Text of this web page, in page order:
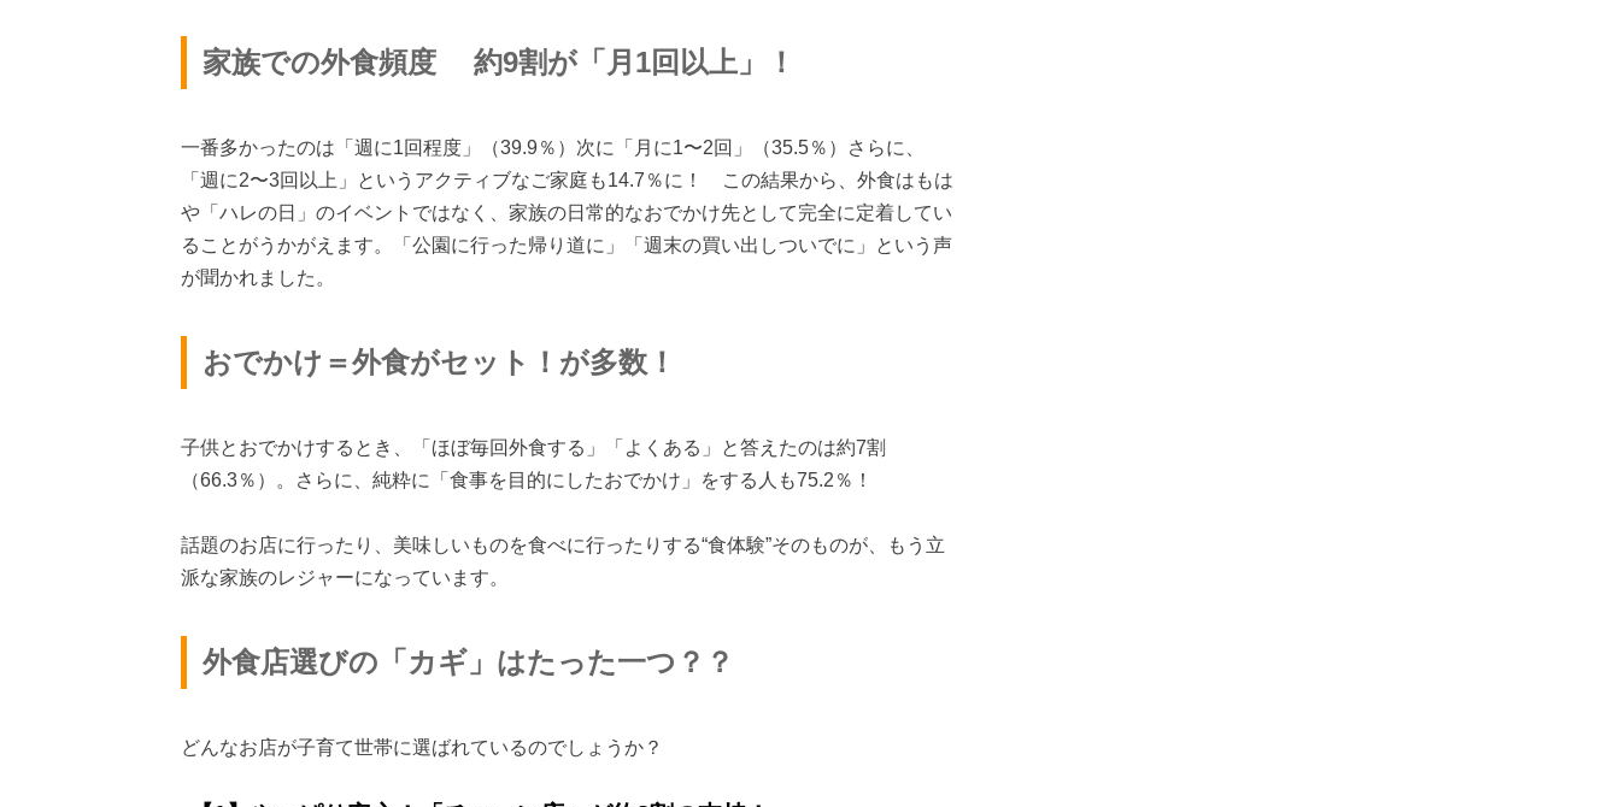
家族での外食頻度 約9割が「月1回以上」！
一番多かったのは「週に1回程度」（39.9％）次に「月に1〜2回」（35.5％）さらに、
「週に2〜3回以上」というアクティブなご家庭も14.7％に！ この結果から、外食はもは
や「ハレの日」のイベントではなく、家族の日常的なおでかけ先として完全に定着してい
ることがうかがえます。「公園に行った帰り道に」「週末の買い出しついでに」という声
が聞かれました。
おでかけ＝外食がセット！が多数！
子供とおでかけするとき、「ほぼ毎回外食する」「よくある」と答えたのは約7割
（66.3％）。さらに、純粋に「食事を目的にしたおでかけ」をする人も75.2％！
話題のお店に行ったり、美味しいものを食べに行ったりする“食体験”そのものが、もう立
派な家族のレジャーになっています。
外食店選びの「カギ」はたった一つ？？
どんなお店が子育て世帯に選ばれているのでしょうか？